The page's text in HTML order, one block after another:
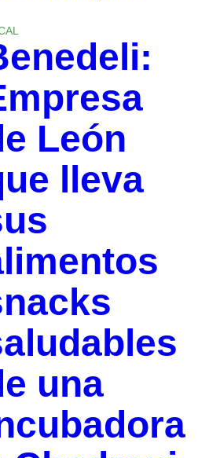
León
lleva
una